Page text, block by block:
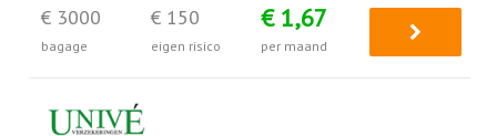
€ 3000
bagage
€ 150
eigen risico
€ 1,67
per maand